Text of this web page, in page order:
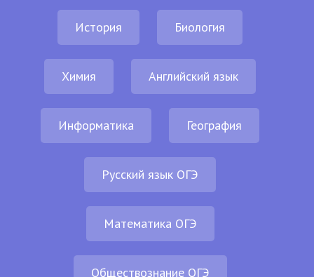
История Биология
Химия Английский язык
Информатика География
Русский язык ОГЭ
Математика ОГЭ
Обществознание ОГЭ